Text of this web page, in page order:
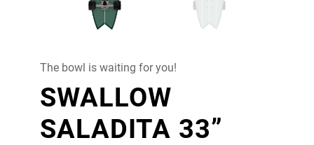
The bowl is waiting for you!
SWALLOW
SALADITA 33”